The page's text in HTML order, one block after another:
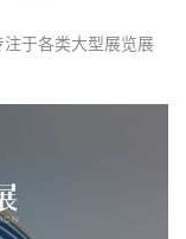
于各类大型展览展